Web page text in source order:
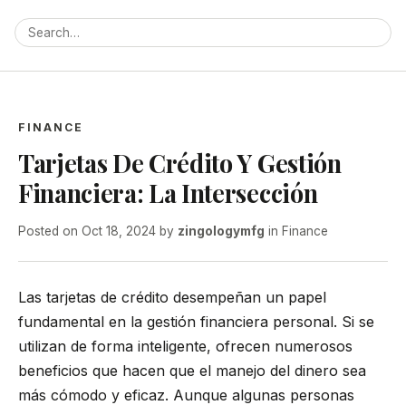
FINANCE
Tarjetas De Crédito Y Gestión
Financiera: La Intersección
Posted on Oct 18, 2024 by zingologymfg in Finance
Las tarjetas de crédito desempeñan un papel
fundamental en la gestión financiera personal. Si se
utilizan de forma inteligente, ofrecen numerosos
beneficios que hacen que el manejo del dinero sea
más cómodo y eficaz. Aunque algunas personas